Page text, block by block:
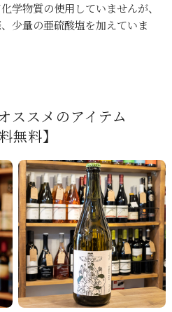
学物質の使用していませんが、
少量の亜硫酸塩を加えていま
オススメのアイテム
無料】